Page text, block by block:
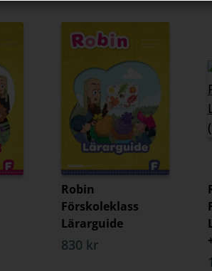
Robin
Förskoleklass
Lärarguide
830 kr